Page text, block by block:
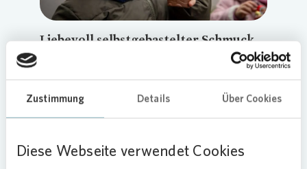
Zustimmung Details Über Cookies
Diese Webseite verwendet Cookies
Liebevoll selbstgebastelter Schmuck
Wie in den vergangenen Jahren wurde der Baum
mit selbstgebasteltem Schmuck verziert, den die
kleinen Künstlerinnen und Künstler des FABIDO
kreiert hatten. Gemeinsam mit den